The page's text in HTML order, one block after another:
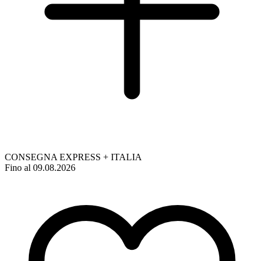
CONSEGNA EXPRESS + ITALIA
Fino al 09.08.2026